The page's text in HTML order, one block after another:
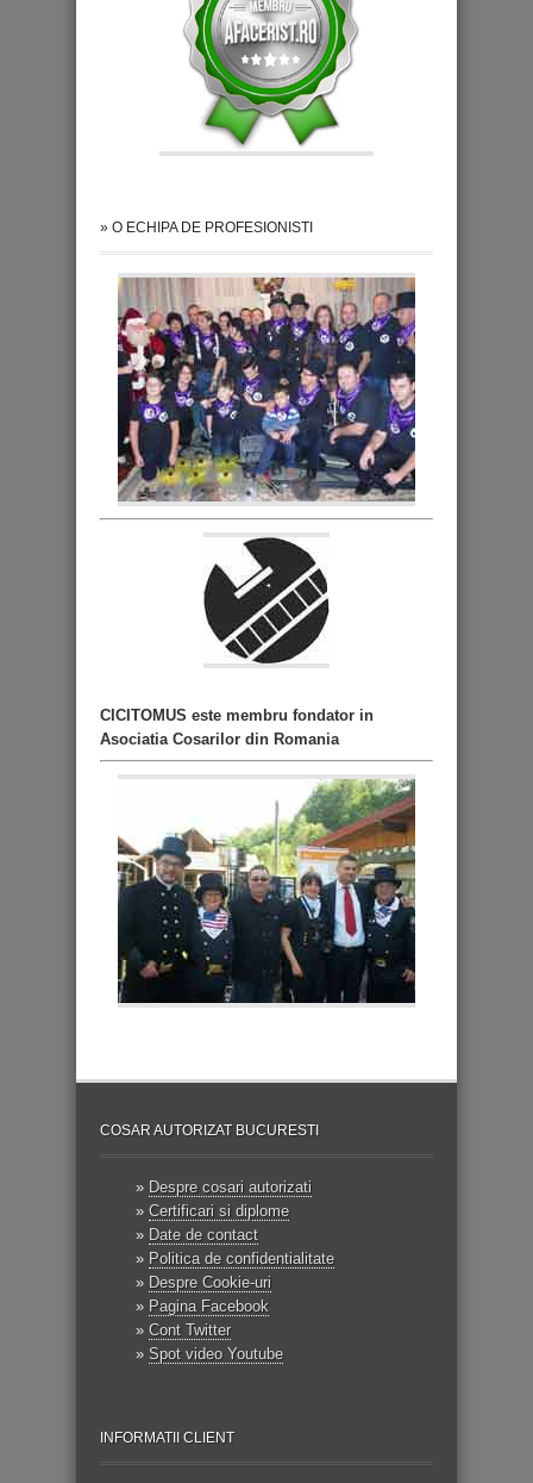
» O ECHIPA DE PROFESIONISTI
CICITOMUS este membru fondator in
Asociatia Cosarilor din Romania
COSAR AUTORIZAT BUCURESTI
» Despre cosari autorizati
» Certificari si diplome
» Date de contact
» Politica de confidentialitate
» Despre Cookie-uri
» Pagina Facebook
» Cont Twitter
» Spot video Youtube
INFORMATII CLIENT